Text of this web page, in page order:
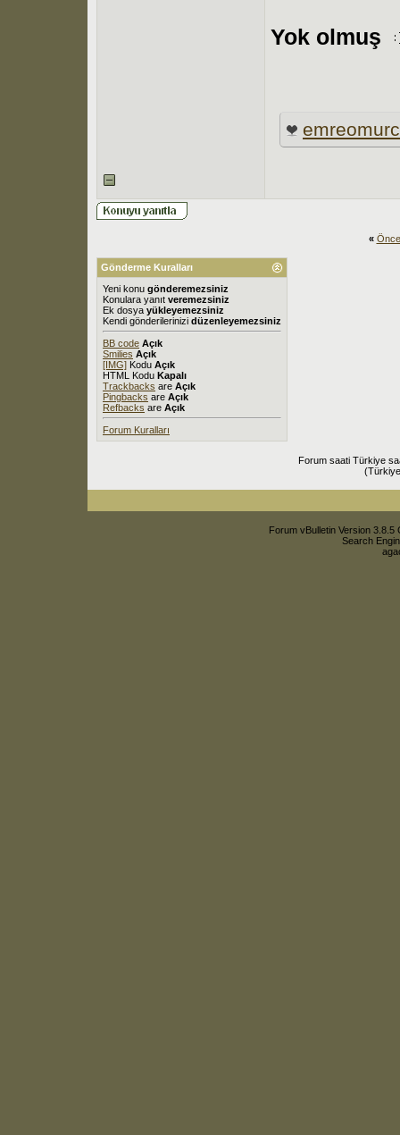
Yok olmuş
«
Gönderme Kuralları
Yeni konu gönderemezsiniz
Konulara yanıt veremezsiniz
Ek dosya yükleyemezsiniz
Kendi gönderilerinizi düzenleyemezsiniz
BB code Açık
Smilies Açık
[IMG] Kodu Açık
HTML Kodu Kapalı
Trackbacks are Açık
Pingbacks are Açık
Refbacks are Açık
Forum Kuralları
Forum saati Türkiye
Forum vBulletin Version
Search